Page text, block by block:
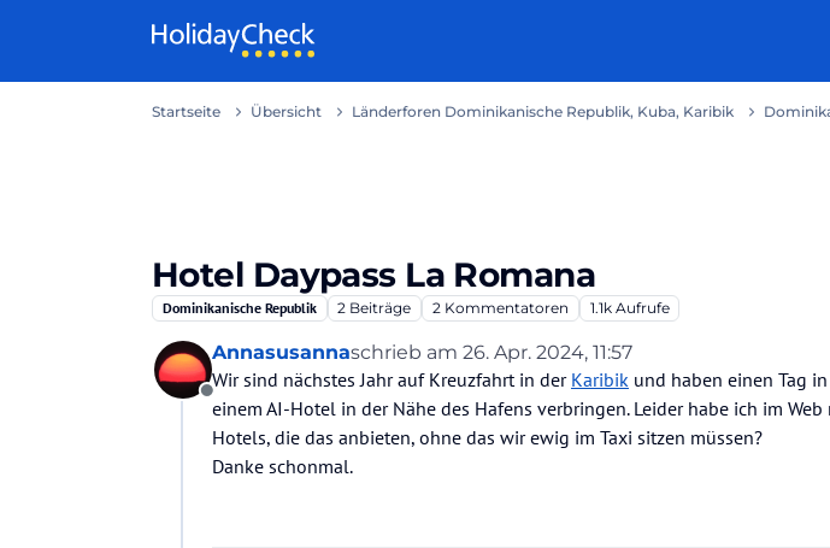
Startseite Übersicht Länderforen Dominikanische Republik, Kuba, Karibik
Hotel Daypass La Romana
Dominikanische Republik 2 Beiträge 2 Kommentatoren 1.1k Aufrufe
Offline
Annasusannaschrieb am 26. Apr. 2024, 11:57
zuletzt editiert von
Wir sind nächstes Jahr auf Kreuzfahrt in der Karibik und haben einen Tag in
einem AI-Hotel in der Nähe des Hafens verbringen. Leider habe ich im
Hotels, die das anbieten, ohne das wir ewig im Taxi sitzen müssen?
Danke schonmal.